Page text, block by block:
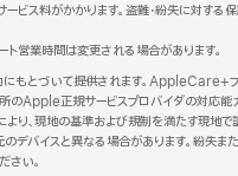
ま
ビス料がかかります。盗難・紛失に対す
営業時間は変更される場合があります。
とづいて提供されます。AppleCare+プ
のApple正規サービスプロバイダの対応
り、現地の基準および規制を満たす現地
デバイスと異なる場合があります。紛失
さい。